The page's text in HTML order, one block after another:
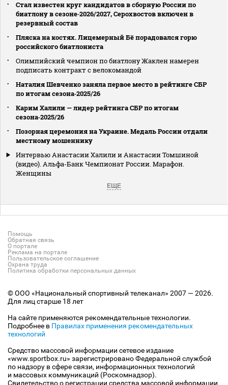
Стал известен круг кандидатов в сборную России по
биатлону в сезоне‑2026/2027, Серохвостов включен в
резервный состав
Пляска на костях. Лицемерный Бё порадовался горю
российского биатлониста
Олимпийский чемпион по биатлону Жаклен намерен
подписать контракт с велокомандой
Наталия Шевченко заняла первое место в рейтинге СБР
по итогам сезона‑2025/26
Карим Халили — лидер рейтинга СБР по итогам
сезона‑2025/26
Позорная церемония на Украине. Медаль России отдали
местному мошеннику
Интервью Анастасии Халили и Анастасии Томшиной
(видео). Альфа-Банк Чемпионат России. Марафон.
Женщины
ЕЩЕ
Помощь
Обратная связь
О портале
Реклама на портале
Пользовательское соглашение
Охрана труда
Политика обработки персональных данных
© ООО «Национальный спортивный телеканал» 2007 — 2026.
Для лиц старше 18 лет
На сайте применяются рекомендательные технологии.
Подробнее в Правилах применения рекомендательных
технологий
Средство массовой информации сетевое издание
«www.sportbox.ru» зарегистрировано Федеральной службой
по надзору в сфере связи, информационных технологий
и массовых коммуникаций (Роскомнадзор).
Свидетельство о регистрации средства массовой информации